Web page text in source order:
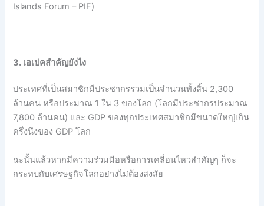
Islands Forum – PIF)
3. เอเปคสำคัญยังไง
ประเทศที่เป็นสมาชิกมีประชากรรวมเป็นจำนวนทั้งสิ้น 2,300
ล้านคน หรือประมาณ 1 ใน 3 ของโลก (โลกมีประชากรประมาณ
7,800 ล้านคน) และ GDP ของทุกประเทศสมาชิกมีขนาดใหญ่เกิน
ครึ่งนึงของ GDP โลก
ฉะนั้นแล้วหากมีความร่วมมือหรือการเคลื่อนไหวสำคัญๆ ก็จะ
กระทบกับเศรษฐกิจโลกอย่างไม่ต้องสงสัย